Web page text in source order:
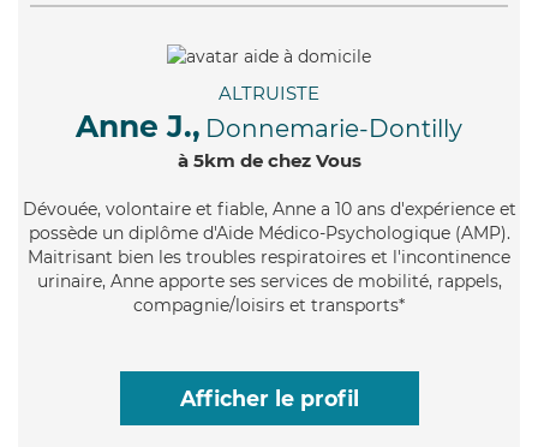
ALTRUISTE
Anne J., Donnemarie-Dontilly
à 5km de chez Vous
Dévouée, volontaire et fiable, Anne a 10 ans d'expérience et
possède un diplôme d'Aide Médico-Psychologique (AMP).
Maitrisant bien les troubles respiratoires et l'incontinence
urinaire, Anne apporte ses services de mobilité, rappels,
compagnie/loisirs et transports*
Afficher le profil